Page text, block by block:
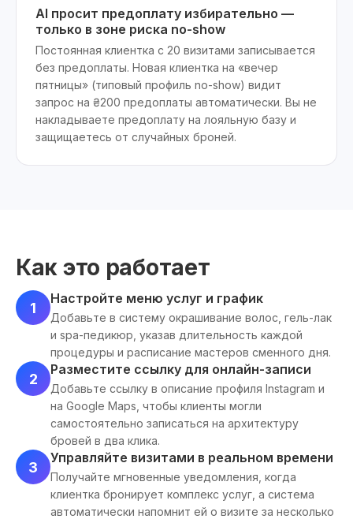
AI просит предоплату избирательно —
только в зоне риска no-show
Постоянная клиентка с 20 визитами записывается
без предоплаты. Новая клиентка на «вечер
пятницы» (типовый профиль no-show) видит
запрос на ₴200 предоплаты автоматически. Вы не
накладываете предоплату на лояльную базу и
защищаетесь от случайных броней.
Как это работает
1
Настройте меню услуг и график
Добавьте в систему окрашивание волос, гель-лак
и spa-педикюр, указав длительность каждой
процедуры и расписание мастеров сменного дня.
2
Разместите ссылку для онлайн-записи
Добавьте ссылку в описание профиля Instagram и
на Google Maps, чтобы клиенты могли
самостоятельно записаться на архитектуру
бровей в два клика.
3
Управляйте визитами в реальном времени
Получайте мгновенные уведомления, когда
клиентка бронирует комплекс услуг, а система
автоматически напомнит ей о визите за несколько